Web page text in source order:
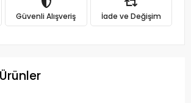
Güvenli Alışveriş İade ve Değişim